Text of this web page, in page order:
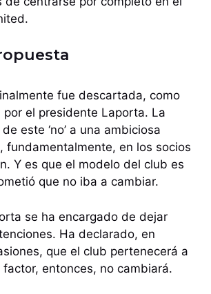
fue descartada, como
por el presidente Laporta. La
este ‘no’ a una ambiciosa
fundamentalmente, en los socios
Y es que el modelo del club es
que no iba a cambiar.
se ha encargado de dejar
Ha declarado, en
que el club pertenecerá a
factor, entonces, no cambiará.